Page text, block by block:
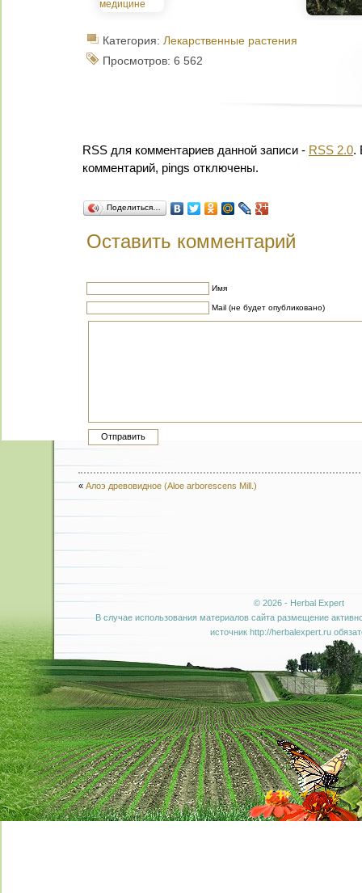
Категория: Лекарственные растения
Просмотров: 6 562
RSS для комментариев данной записи - RSS 2.0.
комментарий, pings отключены.
Поделиться…
Оставить комментарий
Имя
Mail (не будет опубликовано)
« Алоэ древовидное (Aloe arborescens Mill.)
© 2026 - Herbal Expert
В случае использования материалов сайта размещение
источник http://herbalexpert.ru